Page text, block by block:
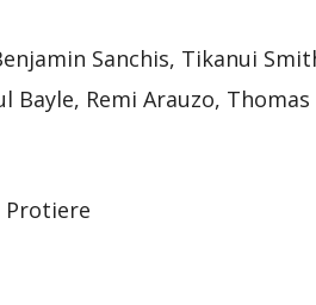
Sanchis, Tikanui
Bayle, Remi Arauzo, Thomas
Protiere